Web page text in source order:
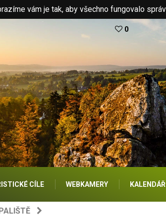
vám je tak, aby všechno fungovalo
0
CÍLE WEBKAMERY KALENDÁŘ